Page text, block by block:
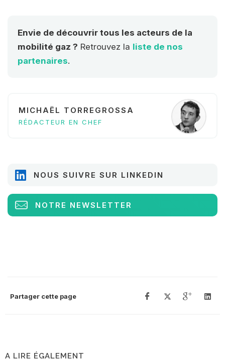
Envie de découvrir tous les acteurs de la
mobilité gaz ? Retrouvez la liste de nos
partenaires.
MICHAËL TORREGROSSA
RÉDACTEUR EN CHEF
NOUS SUIVRE SUR LINKEDIN
NOTRE NEWSLETTER
Partager cette page
A LIRE ÉGALEMENT